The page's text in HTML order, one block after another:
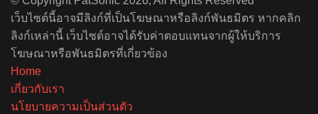
เว็บไซต์นี้อาจมีลิงก์ที่เป็นโฆษณาหรือลิงก์พันธมิตร หากคลิก
ลิงก์เหล่านี้ เว็บไซต์อาจได้รับค่าตอบแทนจากผู้ให้บริการ
โฆษณาหรือพันธมิตรที่เกี่ยวข้อง
Home
เกี่ยวกับเรา
นโยบายความเป็นส่วนตัว